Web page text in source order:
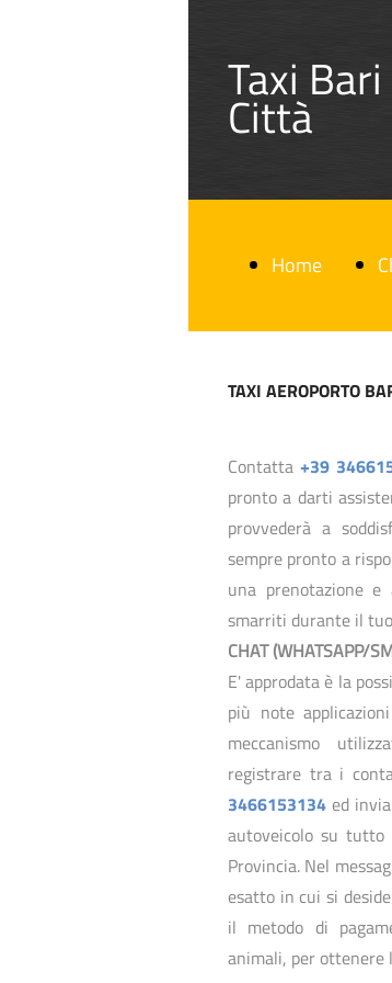
Taxi
Città
Home
Page
TAXI AEROPORTO
Contatta +39
pronto a darti
provvederà a
sempre pronto a
una prenotazione
smarriti durante il
CHAT (WHATSAPP/
E' approdata è la
più note
meccanismo
registrare tra i
3466153134 ed
autoveicolo su
Provincia. Nel
esatto in cui si
il metodo di
animali, per ottenere